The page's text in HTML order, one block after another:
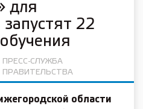
для
22
ПРЕСС-СЛУЖБА
ПРАВИТЕЛЬСТВА
области